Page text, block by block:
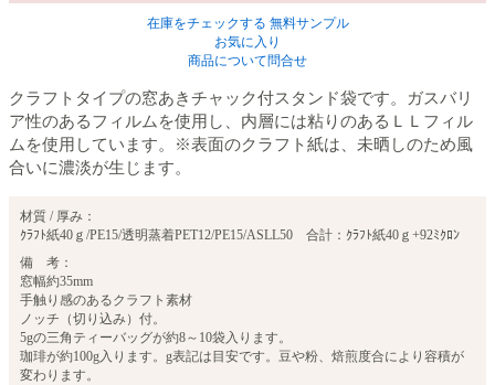
在庫をチェックする 無料サンプル
お気に入り
商品について問合せ
クラフトタイプの窓あきチャック付スタンド袋です。ガスバリ
ア性のあるフィルムを使用し、内層には粘りのあるＬＬフィル
ムを使用しています。※表面のクラフト紙は、未晒しのため風
合いに濃淡が生じます。
材質 / 厚み：
ｸﾗﾌﾄ紙40ｇ/PE15/透明蒸着PET12/PE15/ASLL50 合計：ｸﾗﾌﾄ紙40ｇ+92ﾐｸﾛﾝ
備 考：
窓幅約35mm
手触り感のあるクラフト素材
ノッチ（切り込み）付。
5gの三角ティーバッグが約8～10袋入ります。
珈琲が約100g入ります。g表記は目安です。豆や粉、焙煎度合により容積が
変わります。